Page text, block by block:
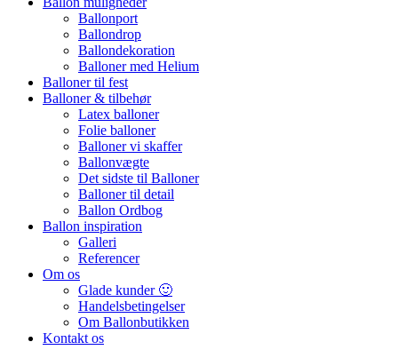
Ballonport
Ballondrop
Ballondekoration
Balloner med Helium
Balloner til fest
Balloner & tilbehør
Latex balloner
Folie balloner
Balloner vi skaffer
Ballonvægte
Det sidste til Balloner
Balloner til detail
Ballon Ordbog
Ballon inspiration
Galleri
Referencer
Om os
Glade kunder 🙂
Handelsbetingelser
Om Ballonbutikken
Kontakt os